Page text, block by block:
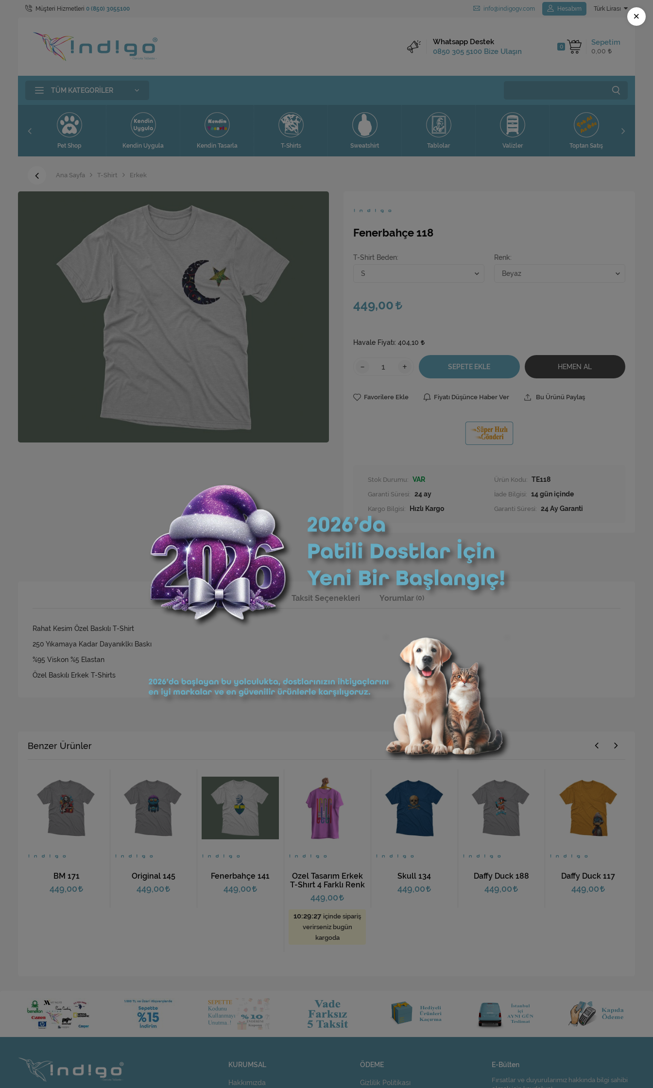
Müşteri Hizmetleri 0 (850) 3055100 info@indigogv.com Hesabım Türk Lirası
Sepetim
0
0,00
Kargo Bedava
1.250 TL ve Üzeri
Whatsapp Destek
0850 305 5100 Bize Ulaşın
TÜM KATEGORILER
Pet Shop Kendin Uygula Kendin Tasarla T-Shirts Sweatshirt Tablolar Valizler Toptan Satış
Ana Sayfa T-Shirt Erkek
Fenerbahçe 118
T-Shirt Beden Renk
449,00
Havale Fiyatı: 404,10
- + SEPETE EKLE HEMEN AL
Favorilere Ekle Fiyatı Düşünce Haber Ver Bu Ürünü Paylaş
Stok Durumu: VAR Ürün Kodu: TE118
Garanti Süresi: 24 ay
İade Bilgisi:
Kargo Bilgisi:
Hızlı Kargo Garanti Süresi: 24 Ay Garanti
Ürün Bilgisi Taksit Seçenekleri Yorumlar (0)
Rahat Kesim Özel Baskılı T-Shirt
250 Yıkamaya Kadar Dayanıklkı Baskı
%95 Viskon %5 Elastan
Özel Baskılı Erkek T-Shirts
Benzer Ürünler
BM 171
449,00
Original 145
449,00
Fenerbahçe 141
449,00
Özel Tasarım Erkek
T-Shırt 4 Farklı Renk
449,00
10:29:26 içinde sipariş
verirseniz bugün
kargoda
Skull 134
449,00
Daffy Duck 188
449,00
Daffy Duck 117
449,00
E-Bülten
Fırsatlar ve duyurularımız hakkında bilgi sahibi
KURUMSAL
Hakkımızda
ÖDEME
Gizlilik Politikası
×